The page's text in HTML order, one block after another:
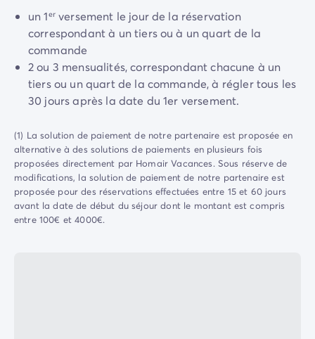
Camping Calvados
Camping Manche
Camping Haute-Normandie
Camping Pays de la Loire
Camping Loire-Atlantique
Camping Guerande
Camping Pornic
Camping Vendée
Camping La-Tranche-sur-Mer
Camping Les Sables d'Olonne
Camping Saint-Gilles-Croix-de-Vie
Camping Saint-Hilaire-De-Riez
un 1ᵉʳ versement le jour de la réservation
correspondant à un tiers ou à un quart de la
commande
2 ou 3 mensualités, correspondant chacune à un
tiers ou un quart de la commande, à régler tous les
30 jours après la date du 1er versement.
(1) La solution de paiement de notre partenaire est proposée en
alternative à des solutions de paiements en plusieurs fois
proposées directement par Homair Vacances. Sous réserve de
modifications, la solution de paiement de notre partenaire est
proposée pour des réservations effectuées entre 15 et 60 jours
avant la date de début du séjour dont le montant est compris
entre 100€ et 4000€.